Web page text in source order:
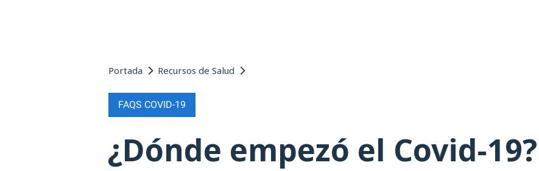
Portada Recursos de Salud
FAQS COVID-19
¿Dónde empezó el Covid-19?